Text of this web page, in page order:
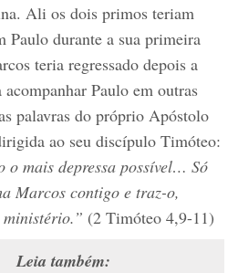
Ali os dois primos teriam
Paulo durante a sua primeira
teria regressado depois a
Paulo em outras
palavras do próprio Apóstolo
ao seu discípulo Timóteo:
mais depressa possível… Só
Marcos contigo e traz-o,
(2 Timóteo 4,9-11)
Leia também: